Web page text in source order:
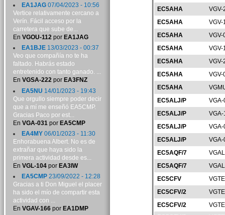
EC5AHA
VGV-
EC5AHA
VGV-
EC5AHA
VGV-
EC5AHA
VGV-
EC5AHA
VGV-
EC5AHA
VGV-
EC5AHA
EC5ALJ/P
EC5ALJ/P
EC5ALJ/P
EC5ALJ/P
EC5AQF/7
EC5AQF/7
EC5CFV
EC5CFV/2
EC5CFV/2
EA1JAG07/04/2023 - 10:56
Vertice relativamente cercano a
Verín. Fácil acceso por la
carretera que sube de...
En VGOU-112por EA1JAG
EA1BJE13/03/2023 - 00:37
Veo que compañía no te ha
faltado. Habrás estado
entretenido con tanto ganado. ...
En VGSA-222por EA3FNZ
EA5NU 14/01/2023 - 19:43
Que orgullo siempre poder decir
que a mí me enseñó EA5CMP.
Gracias Paco por est...
En VGA-031 por EA5CMP
EA4MY06/01/2023 - 11:30
Enhorabuena Albert. No es de
extrañar que haya sido la
primera actividad desde es...
En VGL-104por EA3IW
EA5CMP23/09/2022 - 12:28
Gracias a ti Don Miguel el placer
ha sido el mío de compartir esta
actividad con ...
En VGAV-166por EA1DMP